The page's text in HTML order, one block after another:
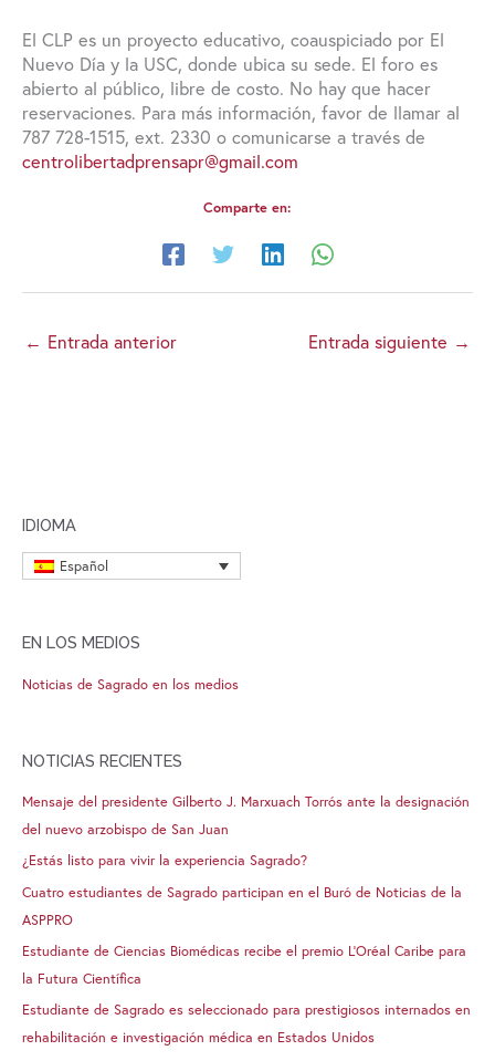
El CLP es un proyecto educativo, coauspiciado por El
Nuevo Día y la USC, donde ubica su sede. El foro es
abierto al público, libre de costo. No hay que hacer
reservaciones. Para más información, favor de llamar al
787 728-1515, ext. 2330 o comunicarse a través de
centrolibertadprensapr@gmail.com
Comparte en:
← Entrada anterior Entrada siguiente →
IDIOMA
Español
EN LOS MEDIOS
Noticias de Sagrado en los medios
NOTICIAS RECIENTES
Mensaje del presidente Gilberto J. Marxuach Torrós ante la designación
del nuevo arzobispo de San Juan
¿Estás listo para vivir la experiencia Sagrado?
Cuatro estudiantes de Sagrado participan en el Buró de Noticias de la
ASPPRO
Estudiante de Ciencias Biomédicas recibe el premio L’Oréal Caribe para
la Futura Científica
Estudiante de Sagrado es seleccionado para prestigiosos internados en
rehabilitación e investigación médica en Estados Unidos